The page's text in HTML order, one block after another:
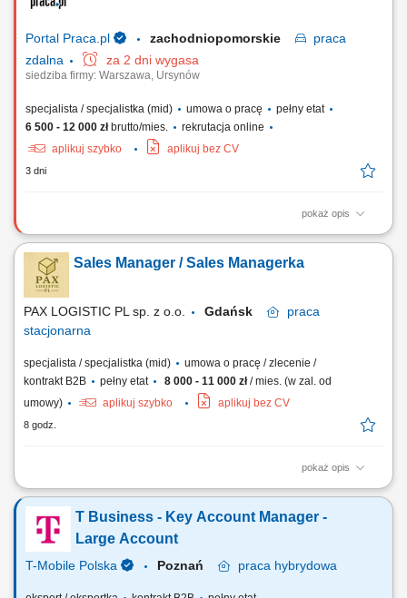
o świadczenie usług, sprzedaży oraz innych, zgodnie z ofertą TMPL ze
Portal Praca.pl zachodniopomorskie
praca
zdalna
za 2 dni wygasa
siedziba firmy: Warszawa, Ursynów
specjalista / specjalistka (mid) umowa o pracę
pełny etat
6 500 - 12 000 złbrutto/mies.
rekrutacja online
aplikuj szybko
aplikuj bez CV
3 dni
pokaż opis
Zakres obowiązków: Aktywne pozyskiwanie nowych klientów B2B –
głównie poprzez: - Kontakt telefoniczny, - Mailowy, - Spotkania online.
Docieranie do nowych firm i decydentów – systematyczna praca na
rynku; Prowadzenie spotkań i prezentacja oferty firmy;
Przygotowywanie ofert oraz...
Sales Manager / Sales Managerka
PAX LOGISTIC PL sp. z o.o. Gdańsk
praca
stacjonarna
specjalista / specjalistka (mid)
umowa o pracę / zlecenie /
kontrakt B2B
pełny etat 8 000 - 11 000 zł/ mies. (w zal. od
umowy)
aplikuj szybko aplikuj bez CV
8 godz.
pokaż opis
Zakres obowiązków Pozyskiwanie nowych klientów B2B w branży
logistycznej i transportowej. Budowanie długoterminowych relacji z
importerami, eksporterami, producentami oraz firmami handlowymi.
Przygotowywanie wycen transportowych oraz ofert handlowych.
Prezentowanie klientom rozwiązań...
T Business - Key Account Manager -
Large Account
T-Mobile Polska Poznań praca hybrydowa